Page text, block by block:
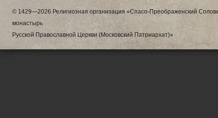
© 1429—2026 Религиозная организация «Спасо-Преображенский
монастырь
Русской Православной Церкви (Московский Патриархат)»